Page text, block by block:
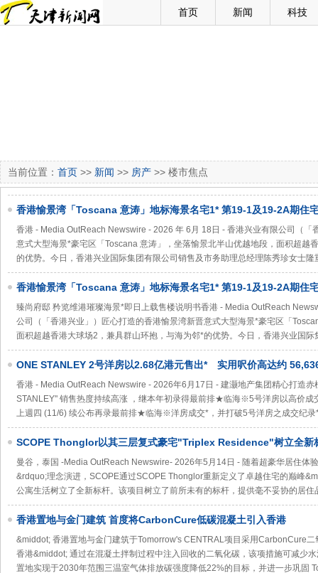
首页 新闻 科技
当前位置： 首页 >> 新闻 >> 房产 >> 楼市焦点
香港愉景湾「Toscana 意涛」地标海景名宅1* 第19-1及19-2A期住
TOSCANA 满‧意」及「ONE TOSCANA 2 满‧意2期」 臻尚府邸 矜览
香港 - Media OutReach Newswire - 2026 年 6月 18日 - 香港兴业有限公司（「
意式大型海景*豪宅区「Toscana 意涛」，坐落愉景北半山优越地段，面积超越
的优势。今日，香港兴业国际集团有限公司销售及市务助理总经理陈秀珍女士隆
香港愉景湾「Toscana 意涛」地标海景名宅1* 第19-1及19-2A期住
TOSCANA 满‧意」及「ONE TOSCANA 2 满‧意2期」
臻尚府邸 矜览维港璀璨海景*即日上载售楼说明书香港 - Media OutReach
公司（「香港兴业」）匠心打造的香港愉景湾新晋意式大型海景*豪宅区「
面积超越香港大球场2，兼具群山环抱，与海为邻*的优势。今日，香港兴业国际
ONE STANLEY 2号洋房以2.68亿港元售出* 实用呎价高达约
用呎价同创项目本年度新高*
香港 - Media OutReach Newswire - 2026年6月17日 - 建灏地产集团精心打造
STANLEY" 销售热度持续高涨 ，继本年初录得最前排★临海※5号洋房以高价成
上週四 (11/6) 续公布再录最前排★临海※洋房成交*，并打破5号洋房之成交纪录
SCOPE Thonglor以其三层复式豪宅"Triplex Residence"树立全新
的顶层公寓
曼谷，泰国 -Media OutReach Newswire- 2026年5月14日 - 随着超豪华居住体
&rdquo;理念演进，SCOPE通过SCOPE Thonglor重新定义了卓越住宅的巅峰
公寓生活树立了全新标杆。该项目树立了前所未有的标杆，提供毫不妥协的居住
香港置地与金门建筑 首度将CarbonCure低碳混凝土引入香港
&middot; 香港置地与金门建筑于Tomorrow's CENTRAL项目采用CarbonCure
香港&middot; 通过在混凝土拌制过程中注入回收的二氧化碳，该项措施可减少
置地实现于2030年范围三温室气体排放碳强度降低22%的目标，并进一步巩固